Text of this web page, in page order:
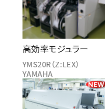
高効率モジュラー
YMS20R（Z:LEX）
YAMAHA
NEW